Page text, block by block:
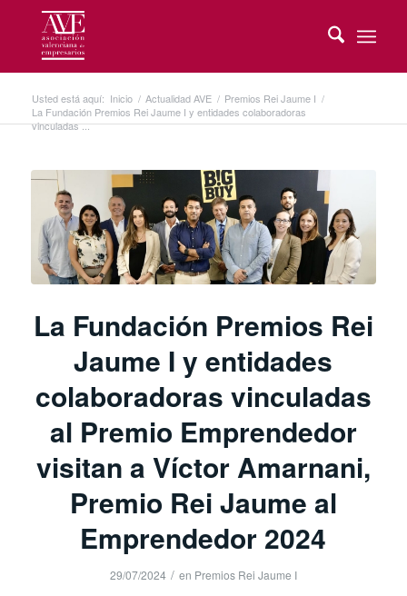
Usted está aquí: Inicio / Actualidad AVE / Premios Rei Jaume I /
La Fundación Premios Rei Jaume I y entidades colaboradoras
vinculadas ...
La Fundación Premios Rei
Jaume I y entidades
colaboradoras vinculadas
al Premio Emprendedor
visitan a Víctor Amarnani,
Premio Rei Jaume al
Emprendedor 2024
29/07/2024 / en Premios Rei Jaume I